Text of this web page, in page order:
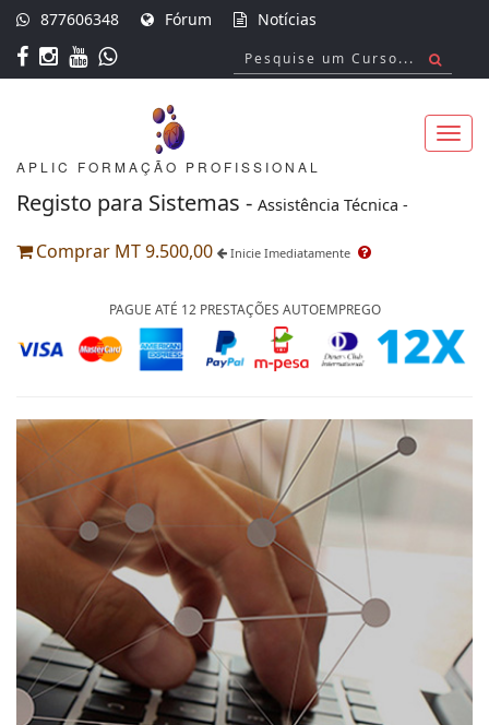
877606348 Fórum Notícias
APLIC FORMAÇÃO PROFISSIONAL
Registo para Sistemas - Assistência Técnica -
Comprar MT 9.500,00 Inicie Imediatamente
PAGUE ATÉ 12 PRESTAÇÕES AUTOEMPREGO